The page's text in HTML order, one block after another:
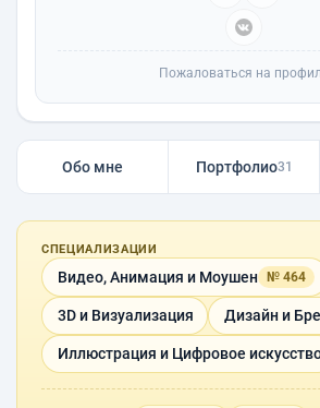
Пожаловаться на
Обо мне Портфолио31
СПЕЦИАЛИЗАЦИИ
Видео, Анимация и Моушен № 464
3D и Визуализация Дизайн и
Иллюстрация и Цифровое